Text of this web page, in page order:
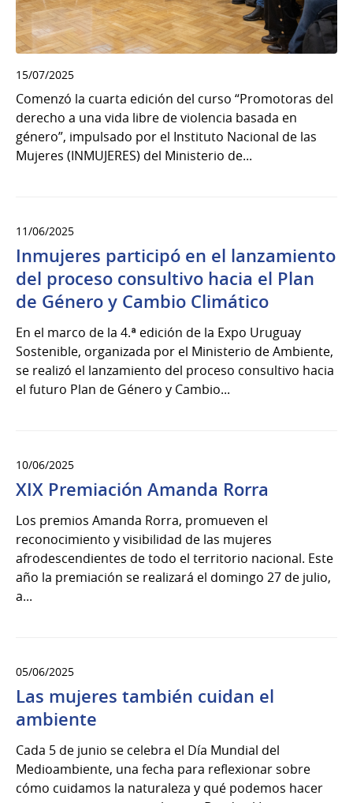
15/07/2025
Comenzó la cuarta edición del curso “Promotoras del
derecho a una vida libre de violencia basada en
género”, impulsado por el Instituto Nacional de las
Mujeres (INMUJERES) del Ministerio de...
11/06/2025
Inmujeres participó en el lanzamiento
del proceso consultivo hacia el Plan
de Género y Cambio Climático
En el marco de la 4.ª edición de la Expo Uruguay
Sostenible, organizada por el Ministerio de Ambiente,
se realizó el lanzamiento del proceso consultivo hacia
el futuro Plan de Género y Cambio...
10/06/2025
XIX Premiación Amanda Rorra
Los premios Amanda Rorra, promueven el
reconocimiento y visibilidad de las mujeres
afrodescendientes de todo el territorio nacional. Este
año la premiación se realizará el domingo 27 de julio,
a...
05/06/2025
Las mujeres también cuidan el
ambiente
Cada 5 de junio se celebra el Día Mundial del
Medioambiente, una fecha para reflexionar sobre
cómo cuidamos la naturaleza y qué podemos hacer